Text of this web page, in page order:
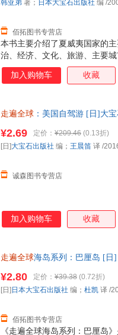
本书主要介绍了夏威夷国家的
治、经济、文化、旅游、主要
路等。全书图文并茂，信息真
本书为旅游指南，从食、住、
篇、瓦胡岛全图、瓦胡岛的交
佰拓图书专营店
韩亚弟 著； 日本大宝石出版社 编 /
加入购物车 收藏
走遍全球 ：美国自驾游 [日]大
¥2.69 定价： ¥209.46 (0.13折)
诚森图书专营店
[日]大宝石出版社 编； 王晨笛 译 /
加入购物车 收藏
走遍全球海岛系列：巴厘岛 [日
《走遍全球海岛系列：巴厘岛
¥2.80 定价： ¥39.38 (0.72折)
佰拓图书专营店
[日] 日本大宝石出版社 编； 杜凯 译 /